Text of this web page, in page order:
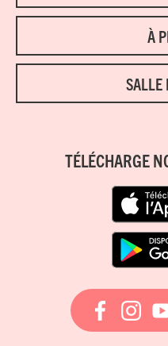
À
SALLE
TÉLÉCHARGE